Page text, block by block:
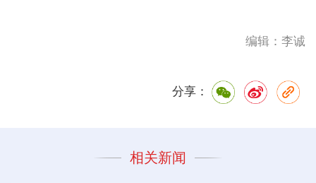
编辑：李诚
分享：
相关新闻